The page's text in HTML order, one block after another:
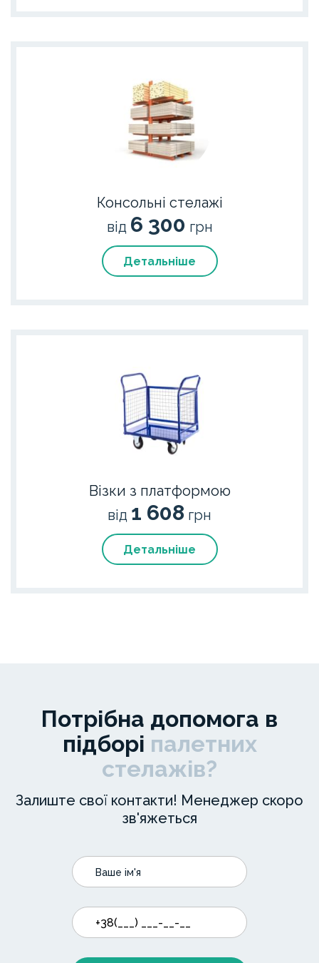
Консольні стелажі
від 6 300 грн
Детальніше
Візки з платформою
від 1 608 грн
Детальніше
Потрібна допомога в
підборі палетних
стелажів?
Залиште свої контакти! Менеджер скоро
зв'яжеться